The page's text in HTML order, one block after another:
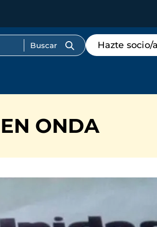
Menú
de
destacados
Hazte socio/a
ONDA